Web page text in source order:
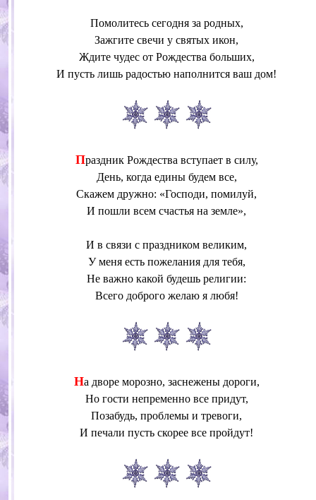
Помолитесь сегодня за родных,
Зажгите свечи у святых икон,
Ждите чудес от Рождества больших,
И пусть лишь радостью наполнится ваш дом!
Праздник Рождества вступает в силу,
День, когда едины будем все,
Скажем дружно: «Господи, помилуй,
И пошли всем счастья на земле»,
И в связи с праздником великим,
У меня есть пожелания для тебя,
Не важно какой будешь религии:
Всего доброго желаю я любя!
На дворе морозно, заснежены дороги,
Но гости непременно все придут,
Позабудь, проблемы и тревоги,
И печали пусть скорее все пройдут!